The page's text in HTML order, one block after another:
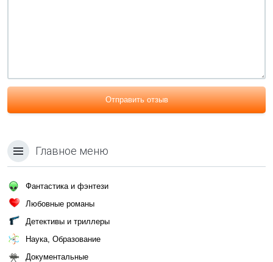
Отправить отзыв
Главное меню
Фантастика и фэнтези
Любовные романы
Детективы и триллеры
Наука, Образование
Документальные